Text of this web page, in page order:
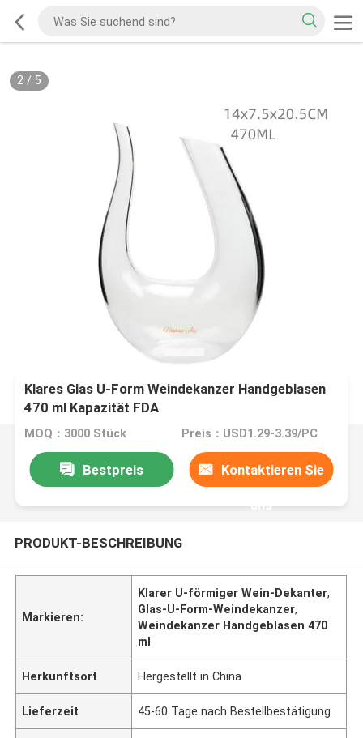
2/ 5
Klares Glas U-Form Weindekanzer Handgeblasen
470 ml Kapazität FDA
MOQ：3000 Stück Preis：USD1.29-3.39/PC
Bestpreis Kontaktieren Sie
uns
PRODUKT-BESCHREIBUNG
Markieren:
Klarer U-förmiger Wein-Dekanter,
Glas-U-Form-Weindekanzer,
Weindekanzer Handgeblasen 470
ml
Herkunftsort Hergestellt in China
Lieferzeit 45-60 Tage nach Bestellbestätigung